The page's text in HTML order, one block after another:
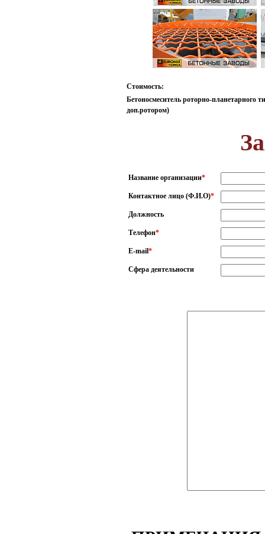
Стоимость:
Бетоносмеситель роторно-планетарного
доп.ротором)
Название организации*
Контактное лицо (Ф.И.О)*
Должность
Телефон*
E-mail*
Сфера деятельности